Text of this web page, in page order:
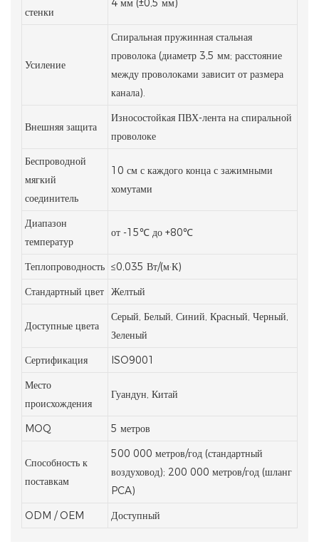
стенки
4 мм (±0,5 мм)
Усиление
Спиральная пружинная стальная
проволока (диаметр 3,5 мм; расстояние
между проволоками зависит от размера
канала).
Внешняя защита
Износостойкая ПВХ-лента на спиральной
проволоке
Беспроводной
мягкий
соединитель
10 см с каждого конца с зажимными
хомутами
Диапазон
температур
от -15℃ до +80℃
Теплопроводность ≤0,035 Вт/(м·К)
Стандартный цвет Желтый
Доступные цвета
Серый, Белый, Синий, Красный, Черный,
Зеленый
Сертификация
ISO9001
Место
происхождения
Гуандун, Китай
MOQ 5 метров
Способность к
поставкам
500 000 метров/год (стандартный
воздуховод); 200 000 метров/год (шланг
PCA)
ODM / OEM
Доступный